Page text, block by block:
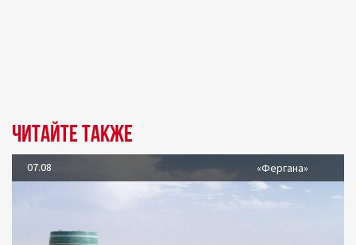
Читайте также
07.08 «Фергана»